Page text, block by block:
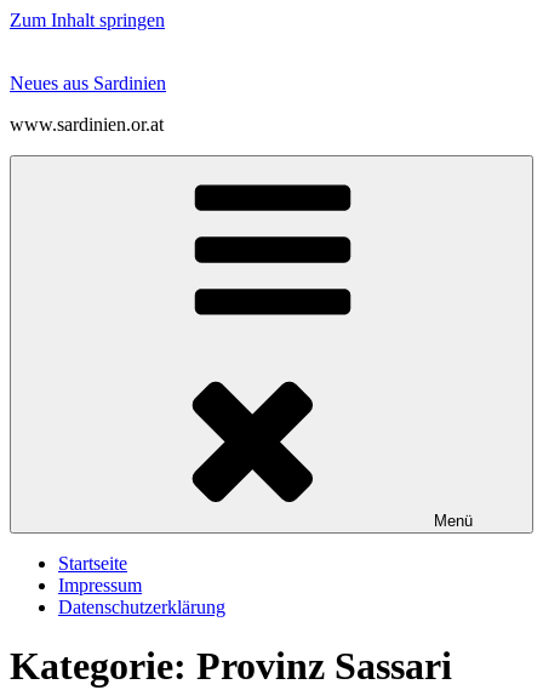
Zum Inhalt springen
Neues aus Sardinien
www.sardinien.or.at
Menü
Startseite
Impressum
Datenschutzerklärung
Kategorie: Provinz Sassari